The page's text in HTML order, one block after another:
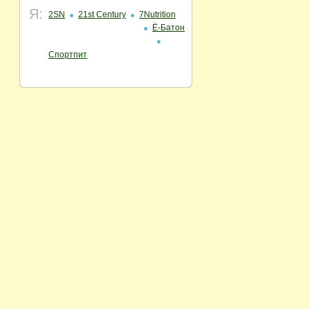
Я: 2SN 21st Century
7Nutrition
Ё-Батон
Спортпит